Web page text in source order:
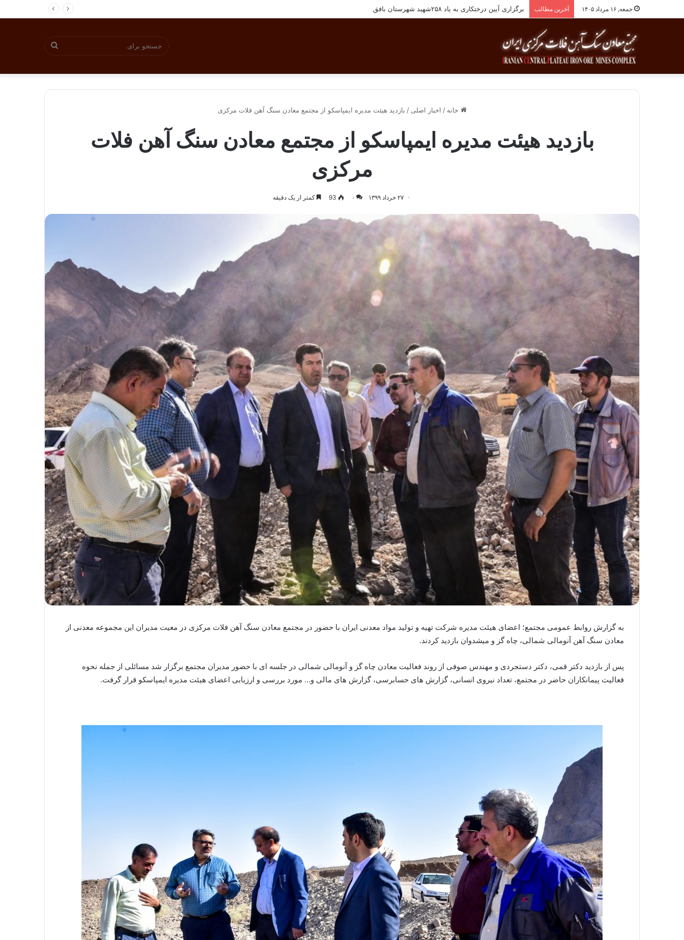
جمعه, ۱۶ مرداد ۱۴۰۵ آخرین مطالب انجام معاینات ادواری پرسنل مجتمع معادن سنگ آهن فلات مرکزی ایران
خانه / اخبار اصلی / بازدید هیئت مدیره ایمپاسکو از مجتمع معادن سنگ آهن فلات مرکزی
بازدید هیئت مدیره ایمپاسکو از مجتمع معادن سنگ آهن فلات
مرکزی
۲۷ خرداد ۱۳۹۹ ۰ 93 کمتر از یک دقیقه
به گزارش روابط عمومی مجتمع؛ اعضای هیئت مدیره شرکت تهیه و تولید مواد معدنی ایران با حضور در مجتمع معادن سنگ آهن فلات مرکزی در معیت مدیران این مجموعه معدنی از
معادن سنگ آهن آنومالی شمالی، چاه گز و میشدوان بازدید کردند.
پس از بازدید دکتر قمی، دکتر دستجردی و مهندس صوفی از روند فعالیت معادن چاه گز و آنومالی شمالی در جلسه ای با حضور مدیران مجتمع برگزار شد مسائلی از جمله نحوه
فعالیت پیمانکاران حاضر در مجتمع، تعداد نیروی انسانی، گزارش های حسابرسی، گزارش های مالی و… مورد بررسی و ارزیابی اعضای هیئت مدیره ایمپاسکو قرار گرفت.